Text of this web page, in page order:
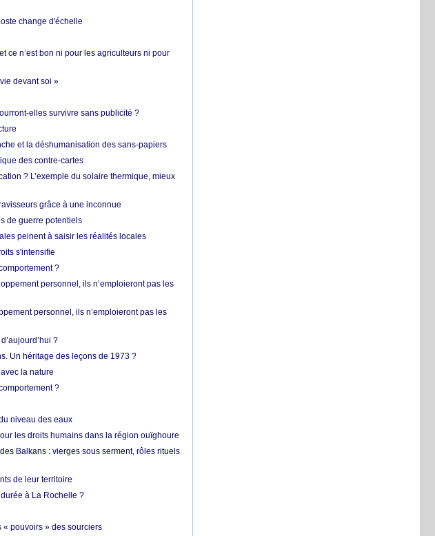
change d'échelle
ce n’est bon ni pour les agriculteurs ni pour
devant soi »
elles survivre sans publicité ?
et la déshumanisation des sans-papiers
des contre-cartes
? L’exemple du solaire thermique, mieux
grâce à une inconnue
de guerre potentiels
peinent à saisir les réalités locales
s'intensifie
?
personnel, ils n’emploieront pas les
personnel, ils n’emploieront pas les
?
Un héritage des leçons de 1973 ?
la nature
?
niveau des eaux
les droits humains dans la région ouïghoure
Balkans : vierges sous serment, rôles rituels
de leur territoire
à La Rochelle ?
pouvoirs » des sourciers